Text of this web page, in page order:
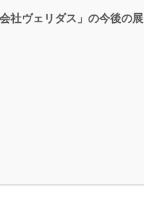
社ヴェリダス」の今後の展